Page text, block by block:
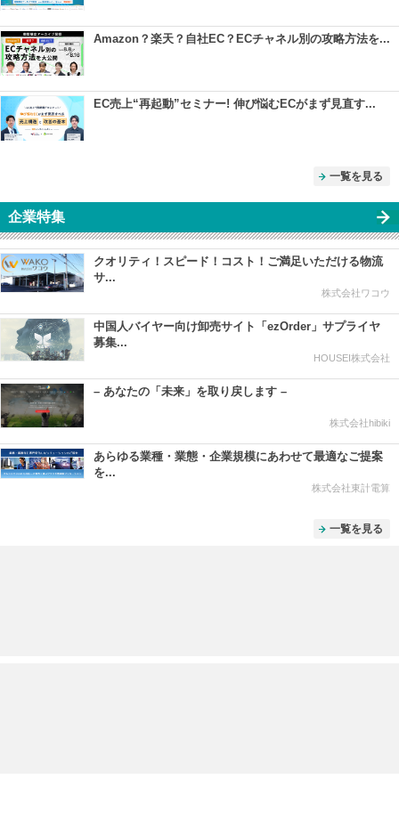
Amazon？楽天？自社EC？ECチャネル別の攻略方法を...
EC売上“再起動”セミナー! 伸び悩むECがまず見直す...
一覧を見る
企業特集
クオリティ！スピード！コスト！ご満足いただける物流
サ...
株式会社ワコウ
中国人バイヤー向け卸売サイト「ezOrder」サプライヤ
募集...
HOUSEI株式会社
– あなたの「未来」を取り戻します –
株式会社hibiki
あらゆる業種・業態・企業規模にあわせて最適なご提案
を...
株式会社東計電算
一覧を見る